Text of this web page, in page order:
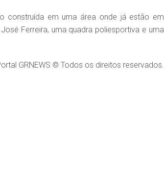
construída em uma área onde já estão em
Ferreira, uma quadra poliesportiva e uma
GRNEWS © Todos os direitos reservados.